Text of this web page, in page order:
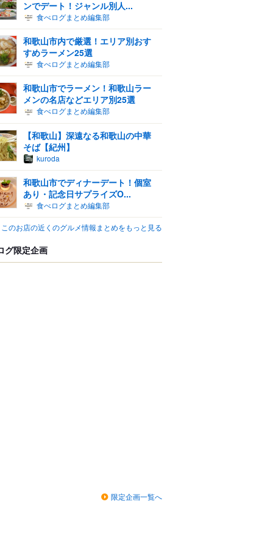
ンでデート！ジャンル別人...
食べログまとめ編集部
和歌山市内で厳選！エリア別おす
すめラーメン25選
食べログまとめ編集部
和歌山市でラーメン！和歌山ラー
メンの名店などエリア別25選
食べログまとめ編集部
【和歌山】深遠なる和歌山の中華
そば【紀州】
kuroda
和歌山市でディナーデート！個室
あり・記念日サプライズO...
食べログまとめ編集部
このお店の近くのグルメ情報まとめをもっと見る
グ限定企画
限定企画一覧へ